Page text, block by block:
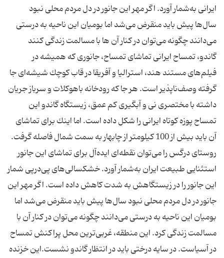
ایرانی به‌شمار آورد. اگر مهر این جانور در دل مردم محلی نبود
سال‌ها پیش باید منقرض می‌شد اما بومیان این ناحیه به درستی
می‌دانند چگونه می‌توان در كنار آن ها با مسالمت زندگی کنند
گاندو، تمساح ایرانی تماشای تمساح، جانوری كه همیشه در
فیلم‌های مستند هند، استرالیا و آفریقا در قاب كوچك شیشه‌ای جا
گرفته وصف‌ناپذیر است. هر جا كه رودخانه باهوكلات و سرباز جریان
داشته با مختصری نی ‌و آبگیری كم عمق، زیستگاه گاندو این
تمساح پوزه كوتاه ایرانی را شكل داده است. اما اینك برای تماشای
آن باید بیش از 100 كیلومتر از چابهار به سمت شمال فاصله گرفت.
روستای درگس را می‌توان نقطه‌ای ایده‌آل برای تماشای این جانور
استثنایی طبیعت ایران به‌شمار آورد. خشكسالی‌های پی‌در‌پی شمار
این جانور را در زیستگاهش به شدت كاهش داده‌ است. اگر مهر این
جانور در دل مردم محلی نبود سال‌ها پیش باید منقرض می‌شد اما
بومیان این ناحیه به درستی می‌دانند چگونه می‌توان در كنار آن با
مسالمت زندگی كرد. این منطقه، غربی‌ترین محل پراكنش تمساح
در آسیاست. در سایه درختی باید در انتظار گاندو نشست.این خزنده